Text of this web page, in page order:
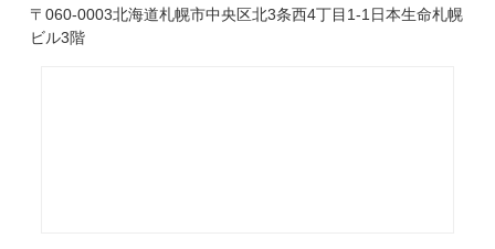
〒060-0003北海道札幌市中央区北3条西4丁目1-1日本生命札幌
ビル3階